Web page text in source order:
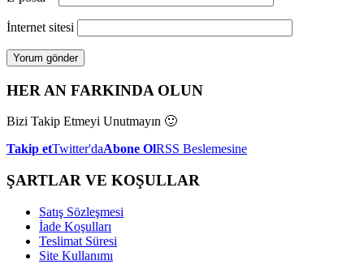
İnternet sitesi
HER AN FARKINDA OLUN
Bizi Takip Etmeyi Unutmayın 🙂
Takip etTwitter'daAbone OlRSS Beslemesine
ŞARTLAR VE KOŞULLAR
Satış Sözleşmesi
İade Koşulları
Teslimat Süresi
Site Kullanımı